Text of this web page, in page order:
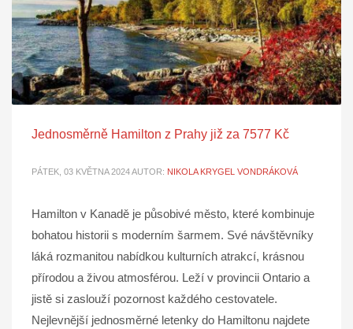
Jednosměrně Hamilton z Prahy již za 7577 Kč
PÁTEK, 03 KVĚTNA 2024AUTOR: NIKOLA KRYGEL VONDRÁKOVÁ
Hamilton v Kanadě je působivé město, které kombinuje
bohatou historii s moderním šarmem. Své návštěvníky
láká rozmanitou nabídkou kulturních atrakcí, krásnou
přírodou a živou atmosférou. Leží v provincii Ontario a
jistě si zaslouží pozornost každého cestovatele.
Nejlevnější jednosměrné letenky do Hamiltonu najdete